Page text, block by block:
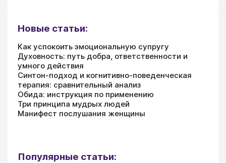
Новые статьи:
Как успокоить эмоциональную супругу
Духовность: путь добра, ответственности и
умного действия
Синтон-подход и когнитивно-поведенческая
терапия: сравнительный анализ
Обида: инструкция по применению
Три принципа мудрых людей
Манифест послушания женщины
Популярные статьи: